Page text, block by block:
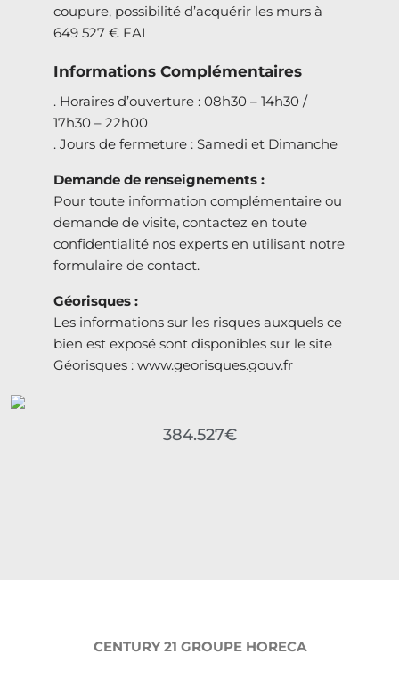
coupure, possibilité d’acquérir les murs à
649 527 € FAI
Informations Complémentaires
. Horaires d’ouverture : 08h30 – 14h30 /
17h30 – 22h00
. Jours de fermeture : Samedi et Dimanche
Demande de renseignements :
Pour toute information complémentaire ou
demande de visite, contactez en toute
confidentialité nos experts en utilisant notre
formulaire de contact.
Géorisques :
Les informations sur les risques auxquels ce
bien est exposé sont disponibles sur le site
Géorisques : www.georisques.gouv.fr
384.527€
CENTURY 21 GROUPE HORECA